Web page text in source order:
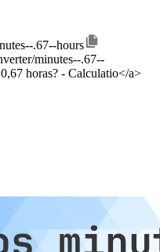
.67--hours
minutes--.67--
horas? - Calculatio</a>